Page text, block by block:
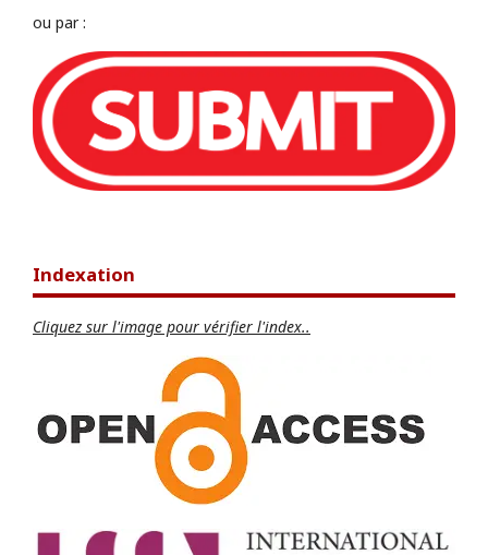
ou par :
Indexation
Cliquez sur l'image pour vérifier l'index..